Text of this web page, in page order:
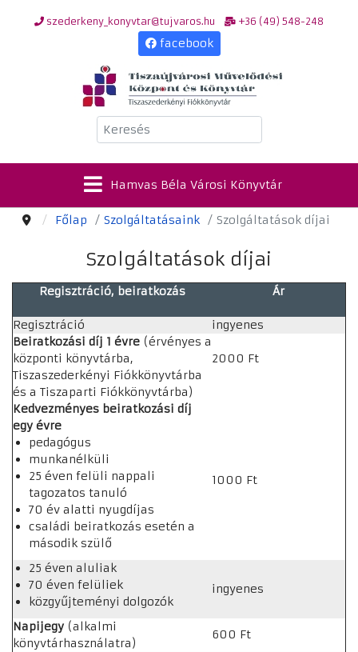
szederkeny_konyvtar@tujvaros.hu +36 (49) 548-248
facebook
Keresés
Hamvas Béla Városi Könyvtár
Főlap Szolgáltatásaink Szolgáltatások díjai
Szolgáltatások díjai
Regisztráció, beiratkozás Ár
Regisztráció
ingyenes
Beiratkozási díj 1 évre (érvényes a
központi könyvtárba,
Tiszaszederkényi Fiókkönyvtárba
és a Tiszaparti Fiókkönyvtárba)
2000 Ft
Kedvezményes beiratkozási díj
egy évre
pedagógus
munkanélküli
25 éven felüli nappali
tagozatos tanuló
70 év alatti nyugdíjas
családi beiratkozás esetén a
második szülő
1000 Ft
25 éven aluliak
70 éven felüliek
közgyűjteményi dolgozók
ingyenes
Napijegy (alkalmi
könyvtárhasználatra)
600 Ft